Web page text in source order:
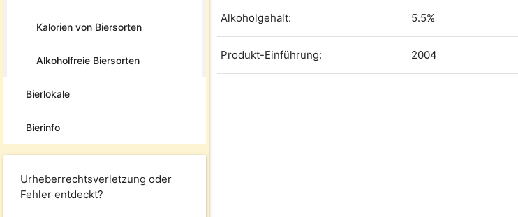
Kalorien von Biersorten
Alkoholfreie Biersorten
Bierlokale
Bierinfo
Urheberrechtsverletzung oder
Fehler entdeckt?
Alkoholgehalt: 5.5%
Produkt-Einführung: 2004